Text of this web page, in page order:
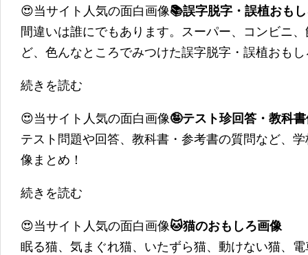
😍当サイト人気の面白画像📚誤字脱字・誤植おも
間違いは誰にでもあります。スーパー、コンビニ
ど、色んなところでみつけた誤字脱字・誤植おも
続きを読む
😍当サイト人気の面白画像🤪テスト珍回答・教科
テスト問題や回答、教科書・参考書の質問など、
像まとめ！
続きを読む
😍当サイト人気の面白画像🐱猫のおもしろ画像
眠る猫、気まぐれ猫、いたずら猫、動けない猫、